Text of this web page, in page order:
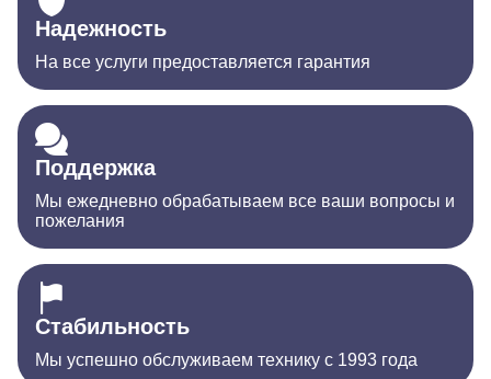
Надежность
На все услуги предоставляется гарантия
Поддержка
Мы ежедневно обрабатываем все ваши вопросы и
пожелания
Стабильность
Мы успешно обслуживаем технику с 1993 года